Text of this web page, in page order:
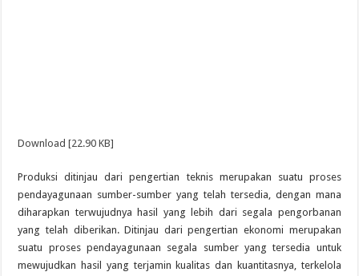
Download [22.90 KB]
Produksi ditinjau dari pengertian teknis merupakan suatu proses
pendayagunaan sumber-sumber yang telah tersedia, dengan mana
diharapkan terwujudnya hasil yang lebih dari segala pengorbanan
yang telah diberikan. Ditinjau dari pengertian ekonomi merupakan
suatu proses pendayagunaan segala sumber yang tersedia untuk
mewujudkan hasil yang terjamin kualitas dan kuantitasnya, terkelola